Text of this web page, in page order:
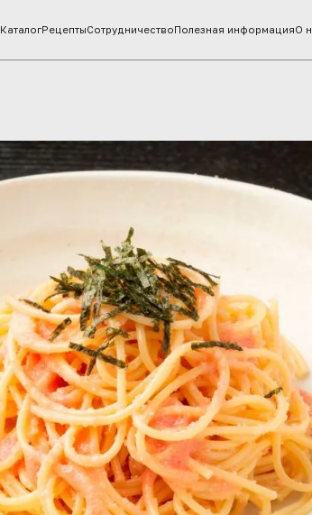
КаталогРецептыСотрудничествоПолезная информацияО